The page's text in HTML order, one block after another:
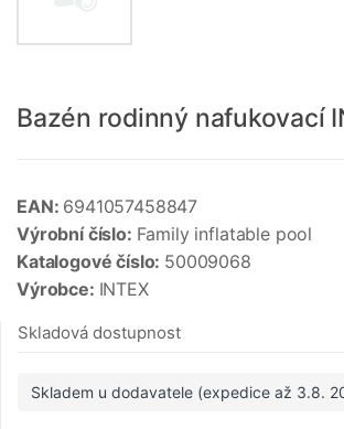
Bazén rodinný nafukovací
EAN: 6941057458847
Výrobní číslo: Family inflatable pool
Katalogové číslo: 50009068
Výrobce: INTEX
Skladová dostupnost
Skladem u dodavatele (expedice až 3.8.